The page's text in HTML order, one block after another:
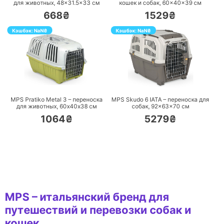
для животных, 48×31.5×33 см
668₴
кошек и собак, 60×40×39 см
1529₴
Кэшбэк:NaN₴
ПЕРЕЙТИ
MPS Pratiko Metal 3 – переноска
для животных, 60х40х38 см
1064₴
Кэшбэк:NaN₴
ПЕРЕЙТИ
MPS Skudo 6 IATA – переноска для
собак, 92×63×70 см
5279₴
MPS – итальянский бренд для
путешествий и перевозки собак и